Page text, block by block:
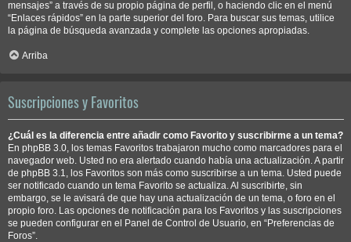
mensajes” a través de su propio página de perfil, o haciendo clic en el menú
“Enlaces rápidos” en la parte superior del foro. Para buscar sus temas, utilice
la página de búsqueda avanzada y complete las opciones apropiadas.
Arriba
Suscripciones y Favoritos
¿Cuál es la diferencia entre añadir como Favorito y suscribirme a un tema?
En phpBB 3.0, los temas Favoritos trabajaron mucho como marcadores para el
navegador web. Usted no era alertado cuando había una actualización. A partir
de phpBB 3.1, los Favoritos son más como suscribirse a un tema. Usted puede
ser notificado cuando un tema Favorito se actualiza. Al suscribirte, sin
embargo, se le avisará de que hay una actualización de un tema, o foro en el
propio foro. Las opciones de notificación para los Favoritos y las suscripciones
se pueden configurar en el Panel de Control de Usuario, en “Preferencias de
Foros”.